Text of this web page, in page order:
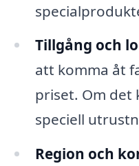
Tillgång och
att komma åt
priset. Om det
speciell
Region och